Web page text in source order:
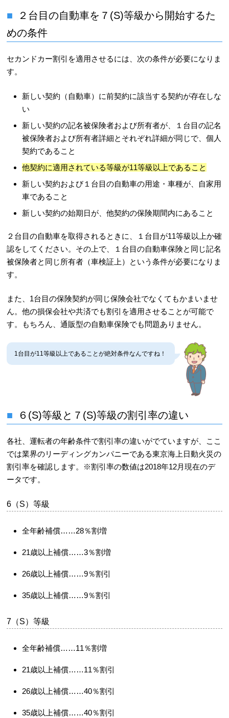
２台目の自動車を７(S)等級から開始するた
めの条件
セカンドカー割引を適用させるには、次の条件が必要になりま
す。
新しい契約（自動車）に前契約に該当する契約が存在しな
い
新しい契約の記名被保険者および所有者が、１台目の記名
被保険者および所有者詳細とそれぞれ詳細が同じで、個人
契約であること
他契約に適用されている等級が11等級以上であること
新しい契約および１台目の自動車の用途・車種が、自家用
車であること
新しい契約の始期日が、他契約の保険期間内にあること
２台目の自動車を取得されるときに、１台目が11等級以上か確
認をしてください。その上で、１台目の自動車保険と同じ記名
被保険者と同じ所有者（車検証上）という条件が必要になりま
す。
また、1台目の保険契約が同じ保険会社でなくてもかまいませ
ん。他の損保会社や共済でも割引を適用させることが可能で
す。もちろん、通販型の自動車保険でも問題ありません。
1台目が11等級以上であることが絶対条件なんですね！
６(S)等級と７(S)等級の割引率の違い
各社、運転者の年齢条件で割引率の違いがでていますが、ここ
では業界のリーディングカンパニーである東京海上日動火災の
割引率を確認します。※割引率の数値は2018年12月現在のデ
ータです。
6（S）等級
全年齢補償……28％割増
21歳以上補償……3％割増
26歳以上補償……9％割引
35歳以上補償……9％割引
7（S）等級
全年齢補償……11％割増
21歳以上補償……11％割引
26歳以上補償……40％割引
35歳以上補償……40％割引